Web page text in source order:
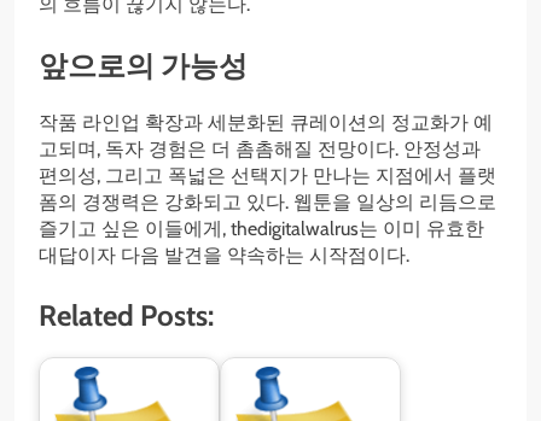
의 흐름이 끊기지 않는다.
앞으로의 가능성
작품 라인업 확장과 세분화된 큐레이션의 정교화가 예
고되며, 독자 경험은 더 촘촘해질 전망이다. 안정성과
편의성, 그리고 폭넓은 선택지가 만나는 지점에서 플랫
폼의 경쟁력은 강화되고 있다. 웹툰을 일상의 리듬으로
즐기고 싶은 이들에게, thedigitalwalrus는 이미 유효한
대답이자 다음 발견을 약속하는 시작점이다.
Related Posts: